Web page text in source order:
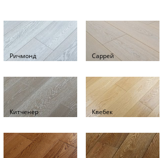
Ричмонд Саррей
Китченер Квебек